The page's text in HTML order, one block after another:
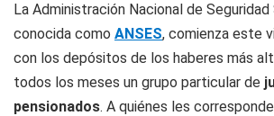
La Administración Nacional de Seguridad
conocida como ANSES, comienza este
con los depósitos de los haberes más
todos los meses un grupo particular de
pensionados. A quiénes les